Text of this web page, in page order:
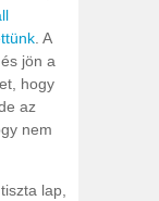
. A
jön a
hogy
az
nem
lap,